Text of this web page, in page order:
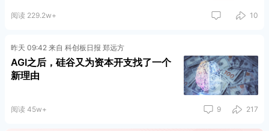
阅读 229.2w+ 10
昨天 09:42 来自 科创板日报 郑远方
AGI之后，硅谷又为资本开支找了一个
新理由
阅读 45w+ 9 217